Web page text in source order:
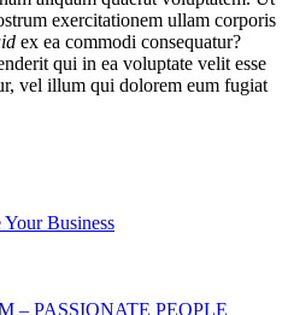
exercitationem ullam corporis
ex ea commodi consequatur?
qui in ea voluptate velit esse
vel illum qui dolorem eum fugiat
Business
– PASSIONATE PEOPLE